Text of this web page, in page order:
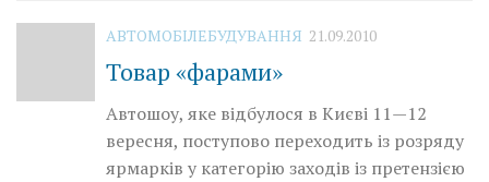
АВТОМОБІЛЕБУДУВАННЯ 21.09.2010
Товар «фарами»
Автошоу, яке відбулося в Києві 11—12
вересня, поступово переходить із розряду
ярмарків у категорію заходів із претензією